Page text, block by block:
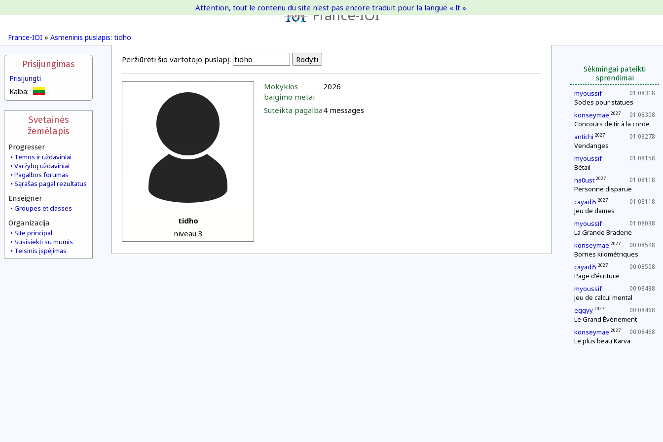
France-IOI
France-IOI » Asmeninis puslapis: tidho
Attention, tout le contenu du site n'est pas encore traduit pour la langue « lt ».
Prisijungimas
Prisijungti
Kalba:
Svetainės
žemėlapis
Progresser
Temos ir uždaviniai
Varžybų uždaviniai
Pagalbos forumas
Sąrašas pagal rezultatus
Enseigner
Groupes et classes
Organizacija
Site principal
Susisiekti su mumis
Teisinis įspėjimas
Sėkmingai pateikti
sprendimai
01:08318
myoussif
Socles pour statues
01:08308
konseymae 2027
Concours de tir à la corde
01:08278
antichi 2027
Vendanges
01:08158
myoussif
Bétail
01:08118
na0ust 2027
Personne disparue
01:08118
cayadi5 2027
Jeu de dames
01:08038
myoussif
La Grande Braderie
00:08548
konseymae 2027
Bornes kilométriques
00:08508
cayadi5 2027
Page d'écriture
00:08488
myoussif
Jeu de calcul mental
00:08468
eggyy 2027
Le Grand Événement
00:08468
konseymae 2027
Le plus beau Karva
Peržiūrėti šio vartotojo puslapį:
tidho
niveau 3
Mokyklos
baigimo metai
2026
Suteikta pagalba4 messages